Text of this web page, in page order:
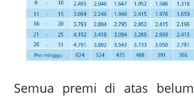
Semua premi di atas